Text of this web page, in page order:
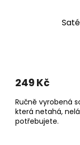
249 Kč
Ručně vyrobená
která netahá,
potřebujete.